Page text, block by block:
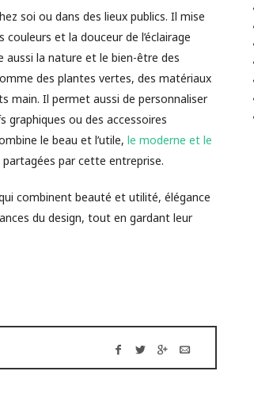
soi ou dans des lieux publics. Il mise
et la douceur de l’éclairage
aussi la nature et le bien-être des
des plantes vertes, des matériaux
main. Il permet aussi de personnaliser
graphiques ou des accessoires
le beau et l’utile, le moderne et le
partagées par cette entreprise.
combinent beauté et utilité, élégance
du design, tout en gardant leur